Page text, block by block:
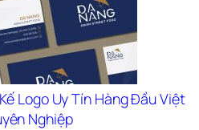
Logo Uy Tín Hàng Đầu Việt
Nghiệp